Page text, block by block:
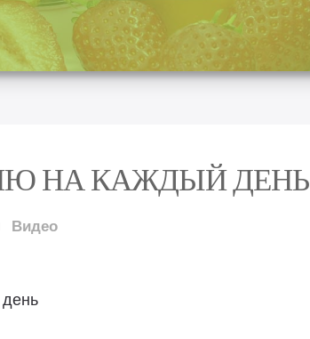
НА КАЖДЫЙ ДЕНЬ
Видео